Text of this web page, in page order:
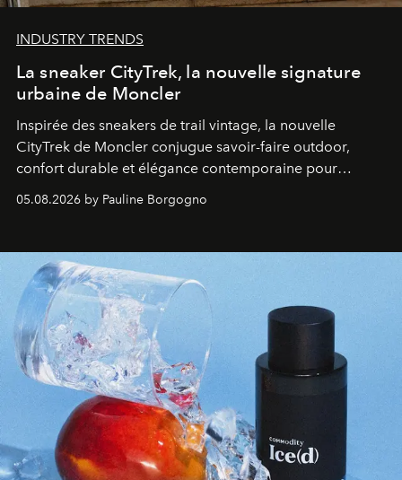
INDUSTRY TRENDS
La sneaker CityTrek, la nouvelle signature
urbaine de Moncler
Inspirée des sneakers de trail vintage, la nouvelle
CityTrek de Moncler conjugue savoir-faire outdoor,
confort durable et élégance contemporaine pour
accompagner les explorations du quotidien.
05.08.2026 by Pauline Borgogno